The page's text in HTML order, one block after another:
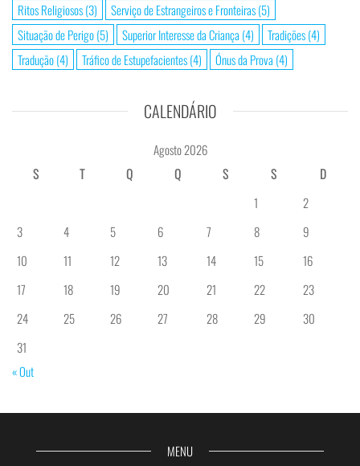
Ritos Religiosos(3) Serviço de Estrangeiros e Fronteiras(5)
Situação de Perigo(5) Superior Interesse da Criança (4) Tradições(4)
Tradução(4) Tráfico de Estupefacientes(4) Ónus da Prova (4)
CALENDÁRIO
Agosto 2026
S
T Q Q S S
D
1
2
3
4 5 6 7 8
9
10
11 12 13 14 15
16
17
18 19 20 21 22
23
24
25 26 27 28 29
30
31
« Out
MENU